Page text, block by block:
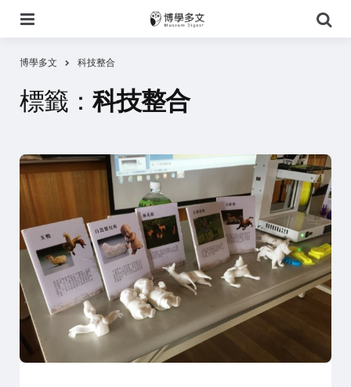
尋
博學多文 科技整合
標籤： 科技整合